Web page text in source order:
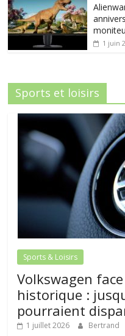
1 juin
Sports et loisirs
Sports & Loisirs
Volkswagen
historique :
pourraient
1 juillet 2026 Bertrand